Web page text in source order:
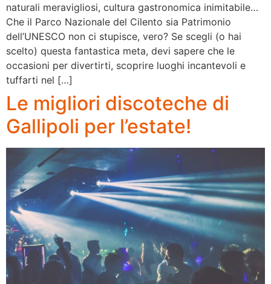
naturali meravigliosi, cultura gastronomica inimitabile…
Che il Parco Nazionale del Cilento sia Patrimonio
dell’UNESCO non ci stupisce, vero? Se scegli (o hai
scelto) questa fantastica meta, devi sapere che le
occasioni per divertirti, scoprire luoghi incantevoli e
tuffarti nel […]
Le migliori discoteche di
Gallipoli per l’estate!